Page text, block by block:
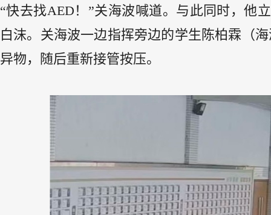
“快去找AED！”关海波喊道。与此同时，他
白沫。关海波一边指挥旁边的学生陈柏霖（
异物，随后重新接管按压。